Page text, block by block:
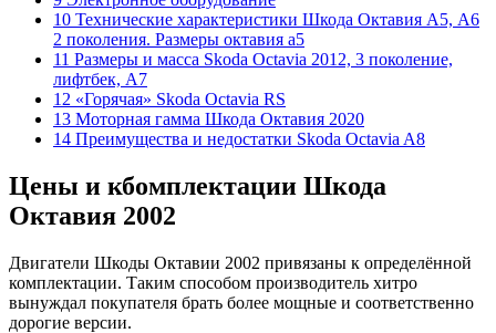
10 Технические характеристики Шкода Октавия А5, А6
2 поколения. Размеры октавия а5
11 Размеры и масса Skoda Octavia 2012, 3 поколение,
лифтбек, A7
12 «Горячая» Skoda Octavia RS
13 Моторная гамма Шкода Октавия 2020
14 Преимущества и недостатки Skoda Octavia A8
Цены и кбомплектации Шкода
Октавия 2002
Двигатели Шкоды Октавии 2002 привязаны к определённой
комплектации. Таким способом производитель хитро
вынуждал покупателя брать более мощные и соответственно
дорогие версии.